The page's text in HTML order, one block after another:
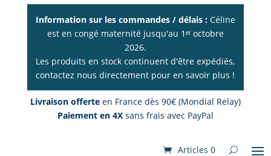
Information sur les commandes / délais : Céline
est en congé maternité jusqu'au 1ᵉʳ octobre
2026.
Les produits en stock continuent d'être expédiés,
contactez nous directement pour en savoir plus !
Livraison offerte en France dès 90€ (Mondial Relay)
Paiement en 4X sans frais avec PayPal
Articles 0